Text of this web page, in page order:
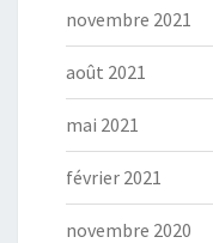
novembre 2021
août 2021
mai 2021
février 2021
novembre 2020